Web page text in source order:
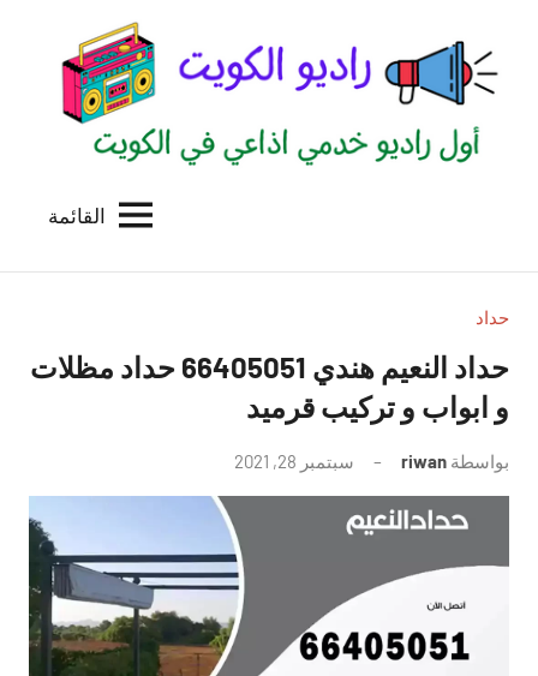
المحتوى
الكويت
للاعلانات
بالكويت
القائمة
حداد
حداد النعيم هندي 66405051 حداد مظلات
و ابواب و تركيب قرميد
بواسطة riwan سبتمبر 28, 2021
توجد
تعليقات